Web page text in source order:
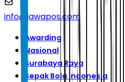
info@jawapos.com
Awarding
Nasional
Surabaya Raya
Sepak Bola Indonesia